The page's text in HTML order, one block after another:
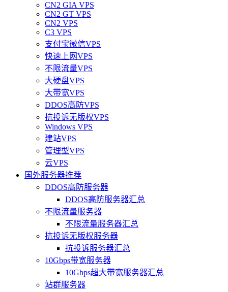
CN2 GIA VPS
CN2 GT VPS
CN2 VPS
C3 VPS
支付宝微信VPS
快速上网VPS
不限流量VPS
大硬盘VPS
大带宽VPS
DDOS高防VPS
抗投诉无版权VPS
Windows VPS
建站VPS
管理型VPS
云VPS
国外服务器推荐
DDOS高防服务器
DDOS高防服务器汇总
不限流量服务器
不限流量服务器汇总
抗投诉无版权服务器
抗投诉服务器汇总
10Gbps带宽服务器
10Gbps超大带宽服务器汇总
站群服务器